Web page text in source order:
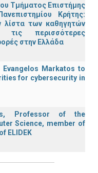
Τμήματος Επιστήμης
Κρήτης:
λίστα των καθηγητών
τις περισσότερες
στην Ελλάδα
Markatos to
for cybersecurity in
Professor of the
Science, member of
ELIDEK